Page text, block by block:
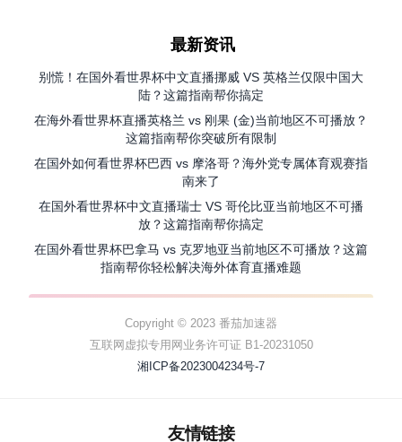
最新资讯
别慌！在国外看世界杯中文直播挪威 VS 英格兰仅限中国大
陆？这篇指南帮你搞定
在海外看世界杯直播英格兰 vs 刚果 (金)当前地区不可播放？
这篇指南帮你突破所有限制
在国外如何看世界杯巴西 vs 摩洛哥？海外党专属体育观赛指
南来了
在国外看世界杯中文直播瑞士 VS 哥伦比亚当前地区不可播
放？这篇指南帮你搞定
在国外看世界杯巴拿马 vs 克罗地亚当前地区不可播放？这篇
指南帮你轻松解决海外体育直播难题
Copyright © 2023 番茄加速器
互联网虚拟专用网业务许可证 B1-20231050
湘ICP备2023004234号-7
友情链接